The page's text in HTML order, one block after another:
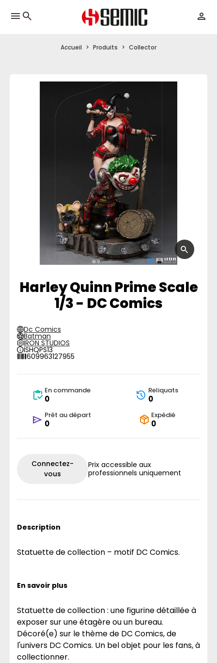
menu
Accueil Produits Collector
Harley Quinn Prime Scale
1/3 - DC Comics
Dc Comics
Batman
IRON STUDIOS
ISHQPS13
609963127955
En commande
0
Reliquats
0
Prêt au départ
0
Expédié
0
Connectez-
vous
Prix accessible aux
professionnels uniquement
Description
Statuette de collection – motif DC Comics.
En savoir plus
Statuette de collection : une figurine détaillée à
exposer sur une étagère ou un bureau.
Décoré(e) sur le thème de DC Comics, de
l'univers DC Comics. Un bel objet pour les fans, à
collectionner.